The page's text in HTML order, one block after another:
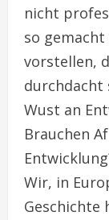
nicht
so
vorstellen,
durchdacht
Wust an
Brauchen
Wir, in
Geschichte